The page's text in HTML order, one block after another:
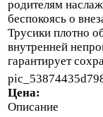
родителям
беспокоясь о
Трусики плотно
внутренней
гарантирует
Цена:
Описание